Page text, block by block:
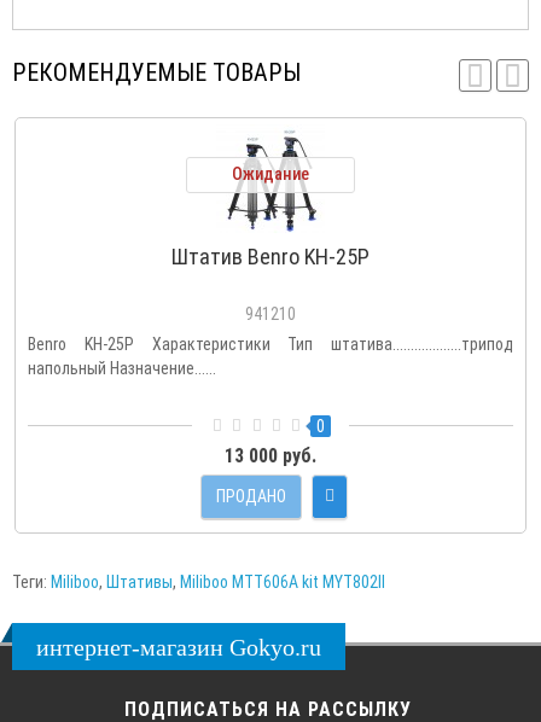
РЕКОМЕНДУЕМЫЕ ТОВАРЫ
Ожидание
Штатив Benro KH-25P
941210
Benro KH-25P Характеристики Тип штатива...................трипод
напольный Назначение......
0
13 000 руб.
ПРОДАНО
Теги: Miliboo, Штативы, Miliboo MTT606A kit MYT802II
интернет-магазин Gokyo.ru
ПОДПИСАТЬСЯ НА РАССЫЛКУ